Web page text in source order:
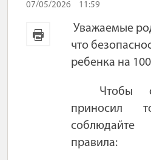
07/05/2026 11:59
Уважаемые
что
ребенка на
Чтобы
приносил
правила: